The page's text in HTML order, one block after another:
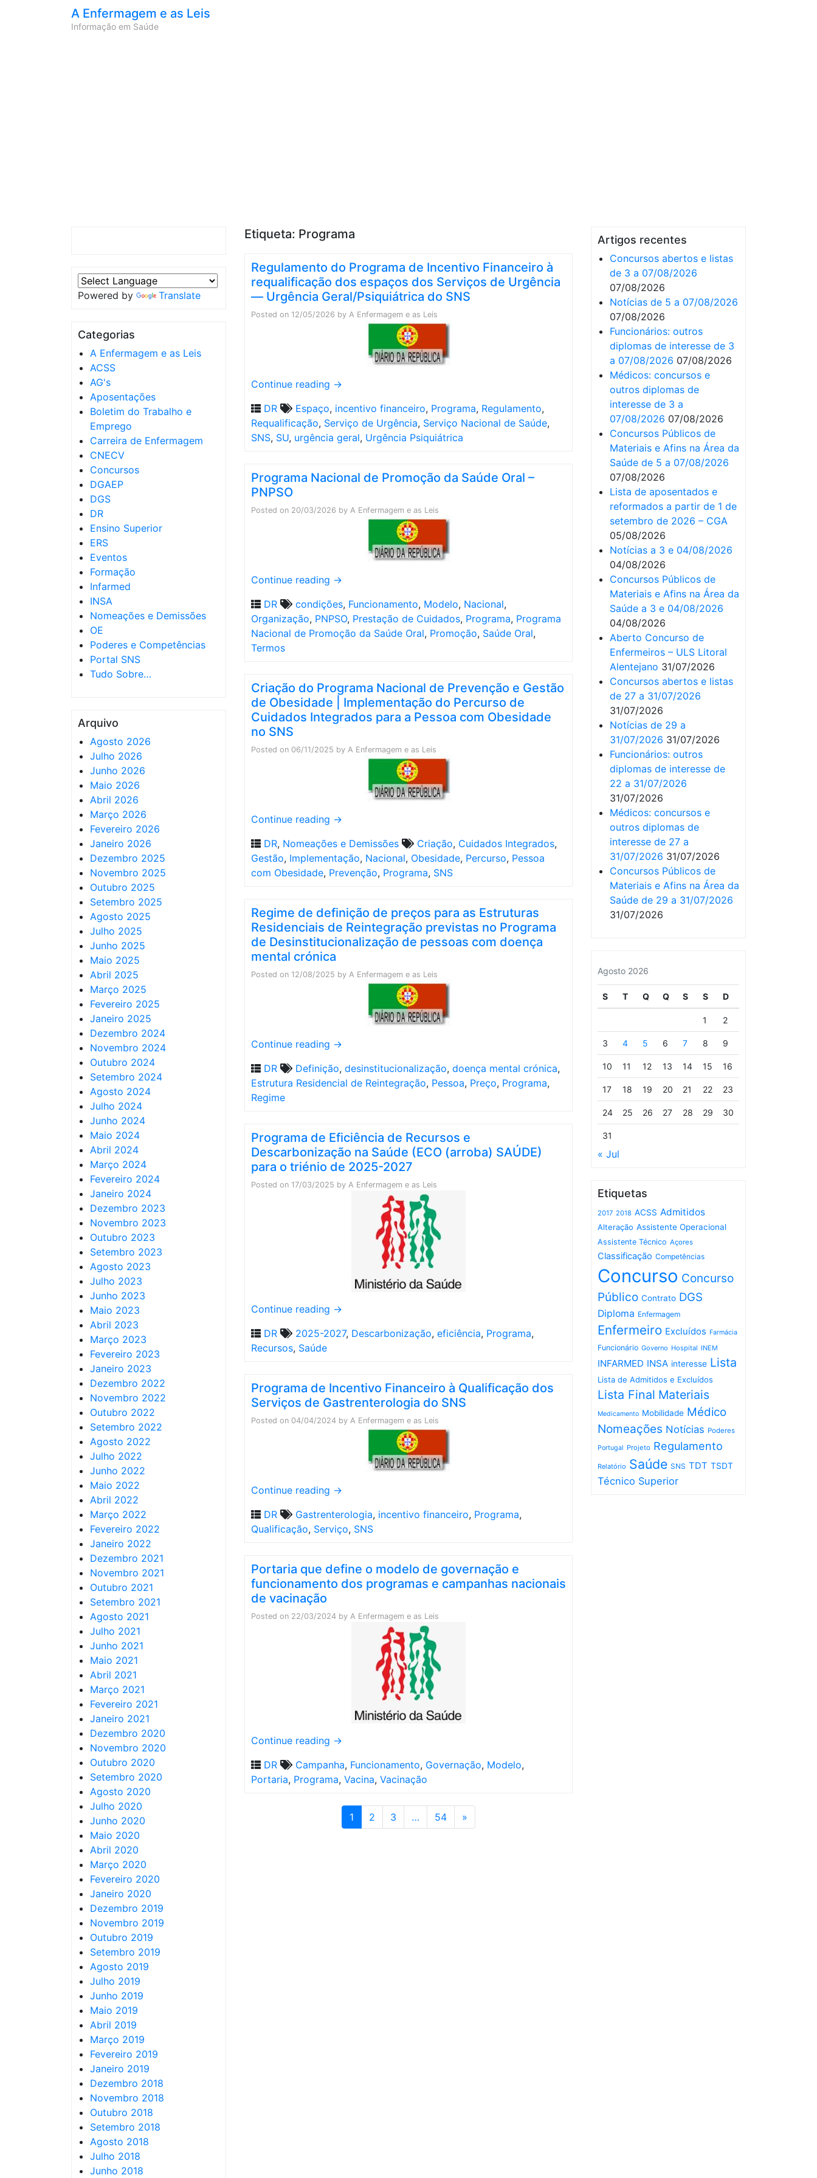
A Enfermagem e as Leis
Informação em Saúde
Powered by Translate
Categorias
A Enfermagem e as Leis
ACSS
AG's
Aposentações
Boletim do Trabalho e
Emprego
Carreira de Enfermagem
CNECV
Concursos
DGAEP
DGS
DR
Ensino Superior
ERS
Eventos
Formação
Infarmed
INSA
Nomeações e Demissões
OE
Poderes e Competências
Portal SNS
Tudo Sobre…
Arquivo
Agosto 2026
Julho 2026
Junho 2026
Maio 2026
Abril 2026
Março 2026
Fevereiro 2026
Janeiro 2026
Dezembro 2025
Novembro 2025
Outubro 2025
Setembro 2025
Agosto 2025
Julho 2025
Junho 2025
Maio 2025
Abril 2025
Março 2025
Fevereiro 2025
Janeiro 2025
Dezembro 2024
Novembro 2024
Outubro 2024
Setembro 2024
Agosto 2024
Julho 2024
Junho 2024
Maio 2024
Abril 2024
Março 2024
Fevereiro 2024
Janeiro 2024
Dezembro 2023
Novembro 2023
Outubro 2023
Setembro 2023
Agosto 2023
Julho 2023
Junho 2023
Maio 2023
Abril 2023
Março 2023
Fevereiro 2023
Janeiro 2023
Dezembro 2022
Novembro 2022
Outubro 2022
Setembro 2022
Agosto 2022
Julho 2022
Junho 2022
Maio 2022
Abril 2022
Março 2022
Fevereiro 2022
Janeiro 2022
Dezembro 2021
Novembro 2021
Outubro 2021
Setembro 2021
Agosto 2021
Julho 2021
Junho 2021
Maio 2021
Abril 2021
Março 2021
Fevereiro 2021
Janeiro 2021
Dezembro 2020
Novembro 2020
Outubro 2020
Setembro 2020
Agosto 2020
Julho 2020
Junho 2020
Maio 2020
Abril 2020
Março 2020
Fevereiro 2020
Janeiro 2020
Dezembro 2019
Novembro 2019
Outubro 2019
Setembro 2019
Agosto 2019
Julho 2019
Junho 2019
Maio 2019
Abril 2019
Março 2019
Fevereiro 2019
Janeiro 2019
Dezembro 2018
Novembro 2018
Outubro 2018
Setembro 2018
Agosto 2018
Julho 2018
Junho 2018
Etiqueta: Programa
Regulamento do Programa de Incentivo Financeiro à
requalificação dos espaços dos Serviços de Urgência
― Urgência Geral/Psiquiátrica do SNS
Posted on 12/05/2026 by A Enfermagem e as Leis
Continue reading →
DR
Espaço, incentivo financeiro, Programa, Regulamento,
Requalificação, Serviço de Urgência, Serviço Nacional de Saúde,
SNS, SU, urgência geral, Urgência Psiquiátrica
Programa Nacional de Promoção da Saúde Oral –
PNPSO
Posted on 20/03/2026 by A Enfermagem e as Leis
Continue reading →
DR
condições, Funcionamento, Modelo, Nacional,
Organização, PNPSO, Prestação de Cuidados, Programa, Programa
Nacional de Promoção da Saúde Oral, Promoção, Saúde Oral,
Termos
Criação do Programa Nacional de Prevenção e Gestão
de Obesidade | Implementação do Percurso de
Cuidados Integrados para a Pessoa com Obesidade
no SNS
Posted on 06/11/2025 by A Enfermagem e as Leis
Continue reading →
DR, Nomeações e Demissões Criação, Cuidados Integrados,
Gestão, Implementação, Nacional, Obesidade, Percurso, Pessoa
com Obesidade, Prevenção, Programa, SNS
Regime de definição de preços para as Estruturas
Residenciais de Reintegração previstas no Programa
de Desinstitucionalização de pessoas com doença
mental crónica
Posted on 12/08/2025 by A Enfermagem e as Leis
Continue reading →
DR
Definição, desinstitucionalização, doença mental crónica,
Estrutura Residencial de Reintegração, Pessoa, Preço, Programa,
Regime
Programa de Eficiência de Recursos e
Descarbonização na Saúde (ECO (arroba) SAÚDE)
para o triénio de 2025-2027
Posted on 17/03/2025 by A Enfermagem e as Leis
Continue reading →
DR
2025-2027, Descarbonização, eficiência, Programa,
Recursos, Saúde
Programa de Incentivo Financeiro à Qualificação dos
Serviços de Gastrenterologia do SNS
Posted on 04/04/2024 by A Enfermagem e as Leis
Continue reading →
DR
Gastrenterologia, incentivo financeiro, Programa,
Qualificação, Serviço, SNS
Portaria que define o modelo de governação e
funcionamento dos programas e campanhas nacionais
de vacinação
Posted on 22/03/2024 by A Enfermagem e as Leis
Continue reading →
DR
Campanha, Funcionamento, Governação, Modelo,
Portaria, Programa, Vacina, Vacinação
1 2 3 … 54 »
Artigos recentes
Concursos abertos e listas
de 3 a 07/08/2026
07/08/2026
Notícias de 5 a 07/08/2026
07/08/2026
Funcionários: outros
diplomas de interesse de 3
a 07/08/2026 07/08/2026
Médicos: concursos e
outros diplomas de
interesse de 3 a
07/08/2026 07/08/2026
Concursos Públicos de
Materiais e Afins na Área da
Saúde de 5 a 07/08/2026
07/08/2026
Lista de aposentados e
reformados a partir de 1 de
setembro de 2026 – CGA
05/08/2026
Notícias a 3 e 04/08/2026
04/08/2026
Concursos Públicos de
Materiais e Afins na Área da
Saúde a 3 e 04/08/2026
04/08/2026
Aberto Concurso de
Enfermeiros – ULS Litoral
Alentejano 31/07/2026
Concursos abertos e listas
de 27 a 31/07/2026
31/07/2026
Notícias de 29 a
31/07/2026 31/07/2026
Funcionários: outros
diplomas de interesse de
22 a 31/07/2026
31/07/2026
Médicos: concursos e
outros diplomas de
interesse de 27 a
31/07/2026 31/07/2026
Concursos Públicos de
Materiais e Afins na Área da
Saúde de 29 a 31/07/2026
31/07/2026
Agosto 2026
S T Q Q S S D
1 2
3 4 5 6 7 8 9
10 11 12 13 14 15 16
17 18 19 20 21 22 23
24 25 26 27 28 29 30
31
« Jul
Etiquetas
2017 2018 ACSS Admitidos
Alteração Assistente Operacional
Assistente Técnico Açores
Classificação Competências
Concurso Concurso
Público Contrato DGS
Diploma Enfermagem
Enfermeiro Excluídos Farmácia
Funcionário Governo Hospital INEM
INFARMED INSA interesse Lista
Lista de Admitidos e Excluídos
Lista Final Materiais
Medicamento Mobilidade Médico
Nomeações Notícias Poderes
Portugal Projeto Regulamento
Relatório Saúde SNS TDT TSDT
Técnico Superior